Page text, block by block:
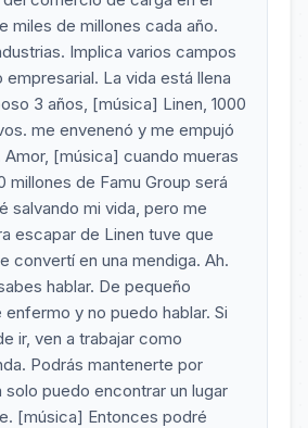
miles de millones cada año.
Implica varios campos
La vida está llena
3 años, [música] Linen, 1000
me envenenó y me empujó
[música] cuando mueras
millones de Famu Group será
salvando mi vida, pero me
escapar de Linen tuve que
convertí en una mendiga. Ah.
hablar. De pequeño
y no puedo hablar. Si
ir, ven a trabajar como
Podrás mantenerte por
solo puedo encontrar un lugar
[música] Entonces podré